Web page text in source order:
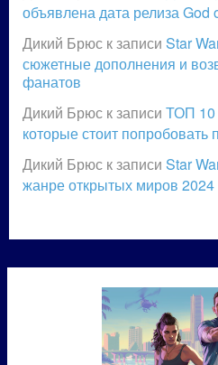
объявлена дата релиза God
Дикий Брюс к записи Star
сюжетные дополнения и
фанатов
Дикий Брюс к записи ТОП 10
которые стоит попробовать
Дикий Брюс к записи Star
жанре открытых миров 2024